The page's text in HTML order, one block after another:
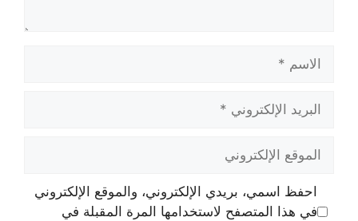
الاسم
البريد
الإلكتروني
الموقع
الإلكتروني
احفظ اسمي، بريدي الإلكتروني، والموقع الإلكتروني
في هذا المتصفح لاستخدامها المرة المقبلة في